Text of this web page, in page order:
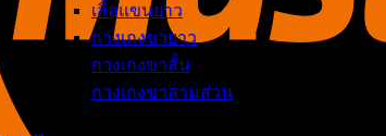
เสื้อแขนยาว
กางเกงขายาว
กางเกงขาสั้น
กางเกงขาสามส่วน